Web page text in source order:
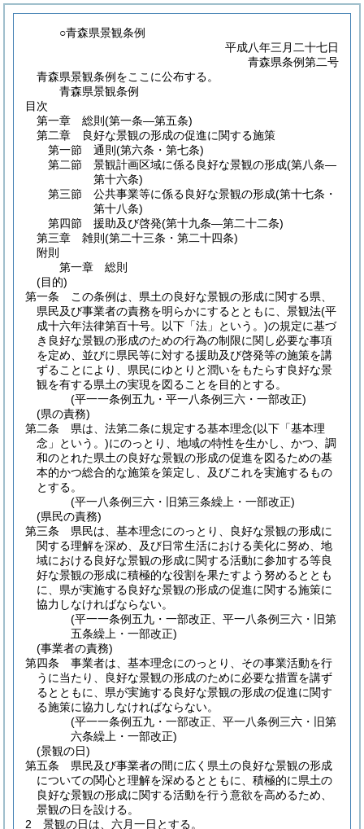
○青森県景観条例
平成八年三月二十七日
青森県条例第二号
青森県景観条例をここに公布する。
青森県景観条例
目次
第一章
総則 (第一条―第五条)
第二章
良好な景観の形成の促進に関する施策
第一節
通則 (第六条・第七条)
第二節
景観計画区域に係る良好な景観の形成(第八条―
第十六条)
第三節
公共事業等に係る良好な景観の形成(第十七条・
第十八条)
第四節
援助及び啓発(第十九条―第二十二条)
第三章
雑則 (第二十三条・第二十四条)
附則
第一章
総則
(目的)
第一条
この条例は、県土の良好な景観の形成に関する県、
県民及び事業者の責務を明らかにするとともに、景観法(平
成十六年法律第百十号。以下「法」という。)の規定に基づ
き良好な景観の形成のための行為の制限に関し必要な事項
を定め、並びに県民等に対する援助及び啓発等の施策を講
ずることにより、県民にゆとりと潤いをもたらす良好な景
観を有する県土の実現を図ることを目的とする。
(平一一条例五九・平一八条例三六・一部改正)
(県の責務)
第二条
県は、法第二条に規定する基本理念(以下「基本理
念」という。)にのっとり、地域の特性を生かし、かつ、調
和のとれた県土の良好な景観の形成の促進を図るための基
本的かつ総合的な施策を策定し、及びこれを実施するもの
とする。
(平一八条例三六・旧第三条繰上・一部改正)
(県民の責務)
第三条
県民は、基本理念にのっとり、良好な景観の形成に
関する理解を深め、及び日常生活における美化に努め、地
域における良好な景観の形成に関する活動に参加する等良
好な景観の形成に積極的な役割を果たすよう努めるととも
に、県が実施する良好な景観の形成の促進に関する施策に
協力しなければならない。
(平一一条例五九・一部改正、平一八条例三六・旧第
五条繰上・一部改正)
(事業者の責務)
第四条
事業者は、基本理念にのっとり、その事業活動を行
うに当たり、良好な景観の形成のために必要な措置を講ず
るとともに、県が実施する良好な景観の形成の促進に関す
る施策に協力しなければならない。
(平一一条例五九・一部改正、平一八条例三六・旧第
六条繰上・一部改正)
(景観の日)
第五条
県民及び事業者の間に広く県土の良好な景観の形成
についての関心と理解を深めるとともに、積極的に県土の
良好な景観の形成に関する活動を行う意欲を高めるため、
景観の日を設ける。
2
景観の日は、六月一日とする。